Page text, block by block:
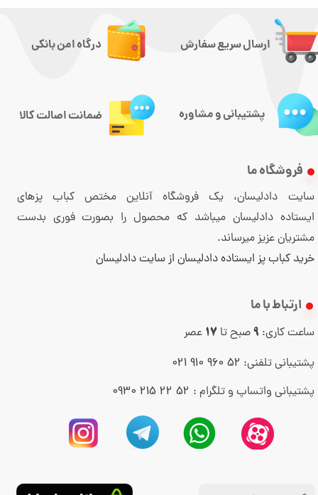
ارسال سریع سفارش
سایت دادلیسان، یک فروشگاه آنلاین مختص کباب پزهای
ایستاده دادلیسان میباشد که محصول را بصورت فوری بدست
مشتریان عزیز میرساند.
خرید کباب پز ایستاده دادلیسان از سایت دادلیسان
فروشگاه ما
ارتباط با ما
پشتیبانی تلفنی: 52 960 910 021
پشتیبانی واتساپ و تلگرام : 52 22 215 0930
ساعت کاری: 9 صبح تا17 عصر
درگاه امن بانکی
پشتیبانی و مشاوره ضمانت اصالت کالا